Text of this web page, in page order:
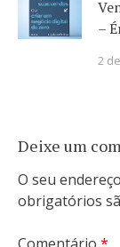
–
2
Deixe um
O seu
obrigatórios